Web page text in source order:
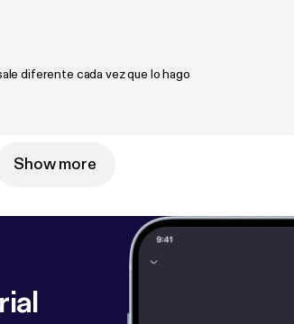
diferente cada vez que lo hago
Show more